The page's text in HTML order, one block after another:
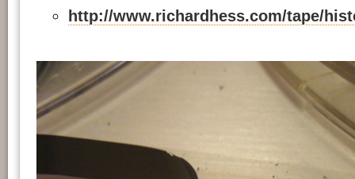
http://www.richardhess.com/tape/